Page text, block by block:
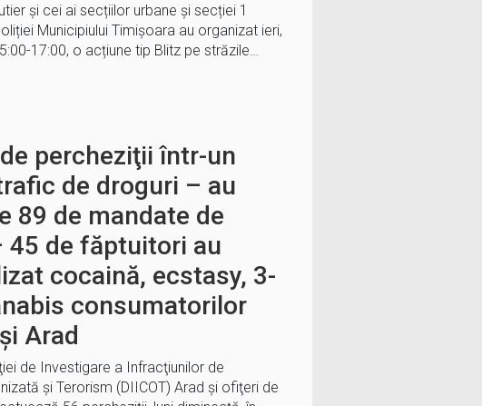
și cei ai secțiilor urbane și secției 1
Municipiului Timișoara au organizat ieri,
17:00, o acțiune tip Blitz pe străzile…
percheziţii într-un
de droguri – au
89 de mandate de
45 de făptuitori au
cocaină, ecstasy, 3-
consumatorilor
Arad
de Investigare a Infracţiunilor de
şi Terorism (DIICOT) Arad şi ofiţeri de